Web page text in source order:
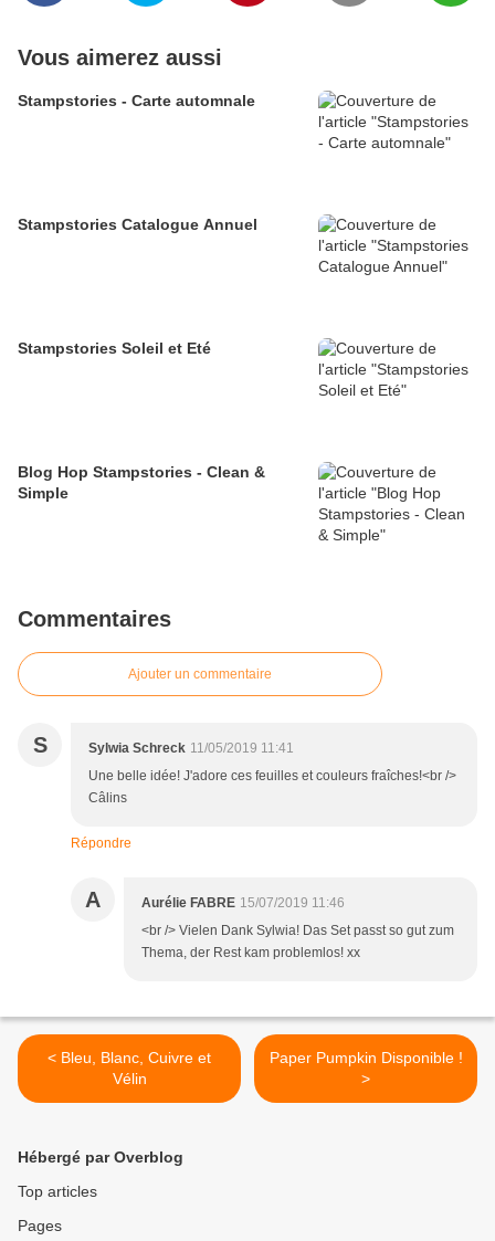
Vous aimerez aussi
Stampstories - Carte automnale
Stampstories Catalogue Annuel
Stampstories Soleil et Eté
Blog Hop Stampstories - Clean &
Simple
Commentaires
Ajouter un commentaire
S Sylwia Schreck 11/05/2019 11:41
Une belle idée! J'adore ces feuilles et couleurs fraîches!<br />
Câlins
Répondre
A Aurélie FABRE 15/07/2019 11:46
<br /> Vielen Dank Sylwia! Das Set passt so gut zum
Thema, der Rest kam problemlos! xx
< Bleu, Blanc, Cuivre et
Vélin
Paper Pumpkin Disponible !
>
Hébergé par Overblog
Top articles
Pages